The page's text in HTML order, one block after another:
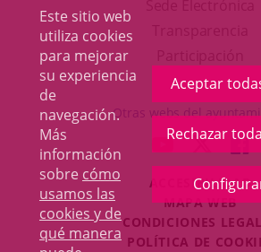
Este sitio web
utiliza cookies
para mejorar
su experiencia
de
navegación.
Más
información
sobre cómo
usamos las
cookies y de
qué manera
Aceptar
Rechazar
en
una
Otras webs del
ENLACE
A
UNA
APLICACIÓN
EXTERNA.
A
UNA
A
ACCESIBILIDAD
MAPA WEB
CONDICIONES
POLÍTICA DE